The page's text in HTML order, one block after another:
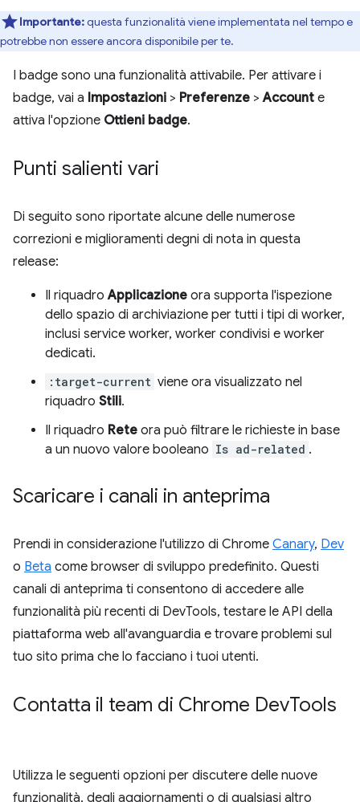
Importante:questa funzionalità viene implementata nel tempo e
potrebbe non essere ancora disponibile per te.
I badge sono una funzionalità attivabile. Per attivare i
badge, vai a Impostazioni > Preferenze >Account e
attiva l'opzione Ottieni badge.
Punti salienti vari
Di seguito sono riportate alcune delle numerose
correzioni e miglioramenti degni di nota in questa
release:
Il riquadroApplicazione ora supporta l'ispezione
dello spazio di archiviazione per tutti i tipi di worker,
inclusi service worker, worker condivisi e worker
dedicati.
:target-current viene ora visualizzato nel
riquadro Stili.
Il riquadro Rete ora può filtrare le richieste in base
a un nuovo valore booleano Is ad-related .
Scaricare i canali in anteprima
Prendi in considerazione l'utilizzo di Chrome Canary, Dev
o Beta come browser di sviluppo predefinito. Questi
canali di anteprima ti consentono di accedere alle
funzionalità più recenti di DevTools, testare le API della
piattaforma web all'avanguardia e trovare problemi sul
tuo sito prima che lo facciano i tuoi utenti.
Contatta il team di Chrome DevTools
Utilizza le seguenti opzioni per discutere delle nuove
funzionalità, degli aggiornamenti o di qualsiasi altro